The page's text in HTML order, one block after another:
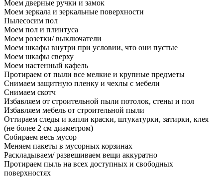
Моем дверные ручки и замок
Моем зеркала и зеркальные поверхности
Пылесосим пол
Моем пол и плинтуса
Моем розетки/ выключатели
Моем шкафы внутри при условии, что они пустые
Моем шкафы сверху
Моем настенный кафель
Протираем от пыли все мелкие и крупные предметы
Снимаем защитную пленку и чехлы с мебели
Снимаем скотч
Избавляем от строительной пыли потолок, стены и пол
Избавляем мебель от строительной пыли
Оттираем следы и капли краски, штукатурки, затирки, клея
(не более 2 см диаметром)
Собираем весь мусор
Меняем пакеты в мусорных корзинах
Раскладываем/ развешиваем вещи аккуратно
Протираем пыль на всех доступных и свободных
поверхностях